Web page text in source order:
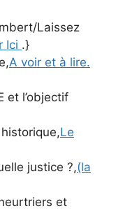
Laissez
Ici .}
A voir et à lire.
et l’objectif
Le
justice ?,(la
et